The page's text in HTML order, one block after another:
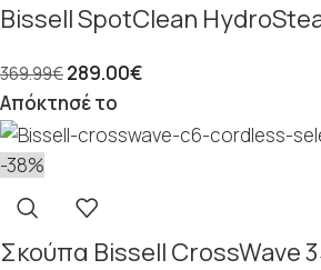
Bissell SpotClean
369.99€289.00€
Απόκτησέ το
-38%
Σκούπα Bissell CrossWave